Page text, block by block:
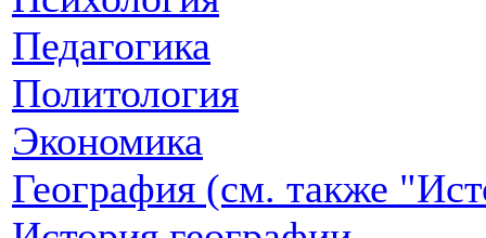
Педагогика
Политология
Экономика
География (см. также